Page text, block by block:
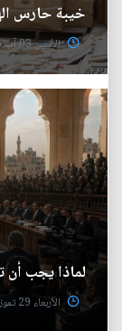
خيبة حارس
الأثنين 03 آب 2026
لماذا يجب أن
الأربعاء 29 تموز 2026